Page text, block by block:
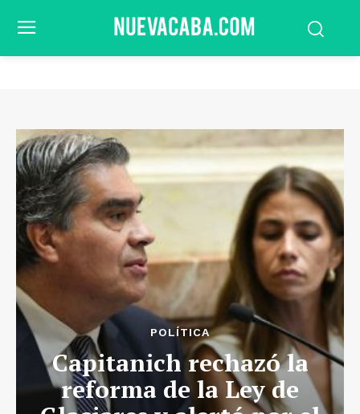
POLÍTICA
Capitanich rechazó la
reforma de la Ley de